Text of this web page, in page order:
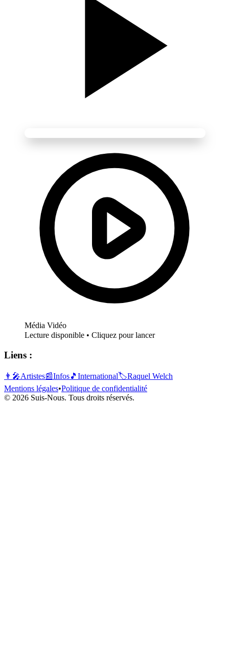
Média Vidéo
Lecture disponible • Cliquez pour lancer
Liens :
👨‍🎤Artistes📰Infos🎵 International🏷️Raquel Welch
Mentions légales•Politique de confidentialité
© 2026 Suis-Nous. Tous droits réservés.